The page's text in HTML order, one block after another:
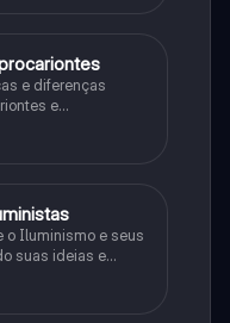
e diferenças
e
o Iluminismo e seus
suas ideias e